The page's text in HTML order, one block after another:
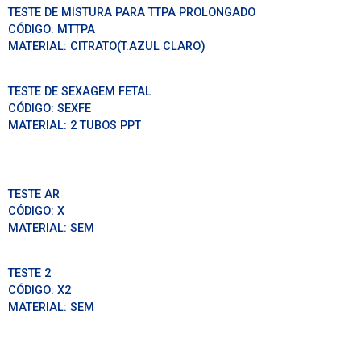
TESTE DE MISTURA PARA TTPA PROLONGADO
CÓDIGO: MTTPA
MATERIAL: CITRATO(T.AZUL CLARO)
TESTE DE SEXAGEM FETAL
CÓDIGO: SEXFE
MATERIAL: 2 TUBOS PPT
TESTE AR
CÓDIGO: X
MATERIAL: SEM
TESTE 2
CÓDIGO: X2
MATERIAL: SEM